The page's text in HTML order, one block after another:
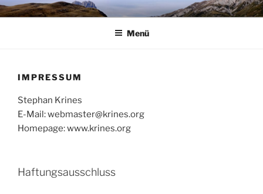
Zum
InhaltSTEPHAN KRINES
Panta rhei
Menü
IMPRESSUM
Stephan Krines
E-Mail: webmaster@krines.org
Homepage: www.krines.org
Haftungsausschluss